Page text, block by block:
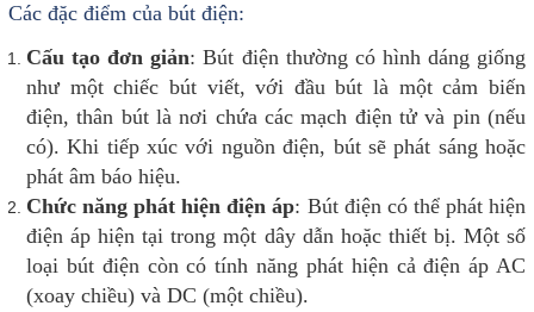
Các đặc điểm của bút điện:
Cấu tạo đơn giản: Bút điện thường có hình dáng giống
như một chiếc bút viết, với đầu bút là một cảm biến
điện, thân bút là nơi chứa các mạch điện tử và pin (nếu
có). Khi tiếp xúc với nguồn điện, bút sẽ phát sáng hoặc
phát âm báo hiệu.
Chức năng phát hiện điện áp: Bút điện có thể phát hiện
điện áp hiện tại trong một dây dẫn hoặc thiết bị. Một số
loại bút điện còn có tính năng phát hiện cả điện áp AC
(xoay chiều) và DC (một chiều).